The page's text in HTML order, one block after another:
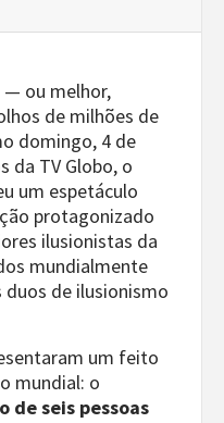
— ou melhor,
de milhões de
domingo, 4 de
da TV Globo, o
um espetáculo
protagonizado
ilusionistas da
mundialmente
de ilusionismo
um feito
mundial: o
seis pessoas